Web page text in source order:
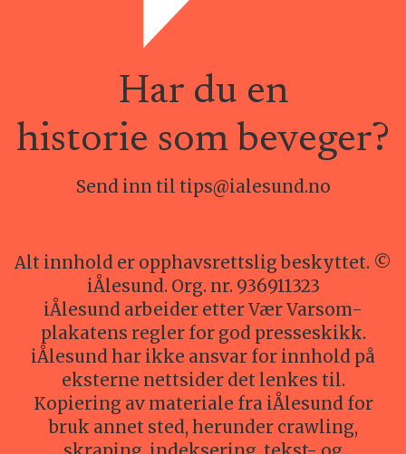
Har du en
historie som beveger?
Send inn til tips@ialesund.no
Alt innhold er opphavsrettslig beskyttet. ©
iÅlesund. Org. nr. 936911323
iÅlesund arbeider etter Vær Varsom-
plakatens regler for god presseskikk.
iÅlesund har ikke ansvar for innhold på
eksterne nettsider det lenkes til.
Kopiering av materiale fra iÅlesund for
bruk annet sted, herunder crawling,